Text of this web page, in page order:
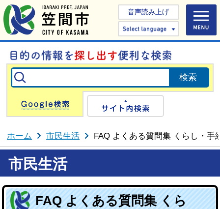
音声読み上げ
Select
Google検索
ホーム 市民生活 FAQ よくある質問集 くらし・手
市民生活
FAQ よくある質問集 くら